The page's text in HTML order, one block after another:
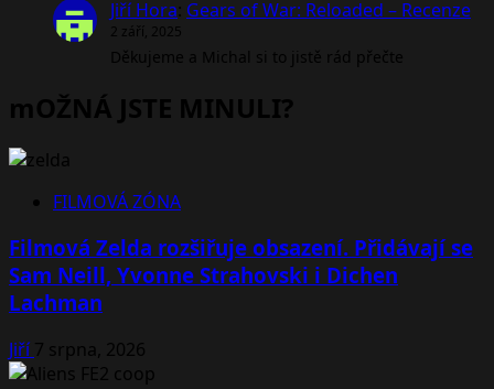
Jiří Hora: Gears of War: Reloaded – Recenze
2 září, 2025
Děkujeme a Michal si to jistě rád přečte
mOŽNÁ JSTE MINULI?
FILMOVÁ ZÓNA
Filmová Zelda rozšiřuje obsazení. Přidávají se
Sam Neill, Yvonne Strahovski i Dichen
Lachman
Jiří7 srpna, 2026